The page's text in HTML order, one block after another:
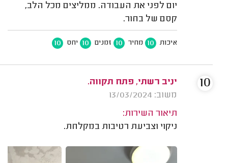
יום לפני את העבודה. ממליצים מכל הלב,
קסם של בחור.
איכות 10 מחיר 10 זמנים 10 יחס 10
יניב רשתי, פתח תקווה.
משוב: 13/03/2024
תיאור השירות:
ניקוי וצביעת רטיבות במקלחת.
10